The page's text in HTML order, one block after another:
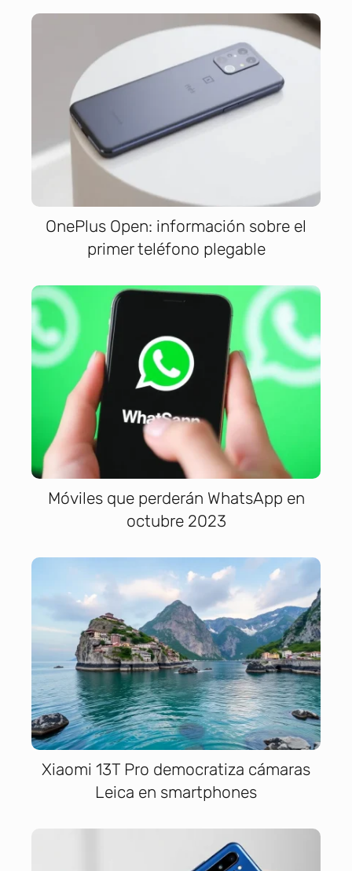
OnePlus Open: información sobre el
primer teléfono plegable
Móviles que perderán WhatsApp en
octubre 2023
Xiaomi 13T Pro democratiza cámaras
Leica en smartphones